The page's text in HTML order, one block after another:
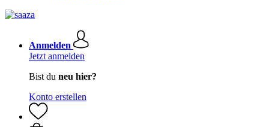
Anmelden
Jetzt anmelden
Bist du neu hier?
Konto erstellen